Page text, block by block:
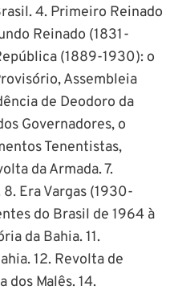
4. Primeiro Reinado
Reinado (1831-
(1889-1930): o
Assembleia
de Deodoro da
Governadores, o
Tenentistas,
da Armada. 7.
Era Vargas (1930-
do Brasil de 1964 à
da Bahia. 11.
12. Revolta de
dos Malês. 14.